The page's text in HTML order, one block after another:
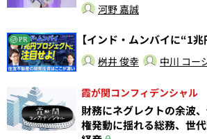
河野 嘉誠
PR 【インド・ムンバイに“1兆
桝井 俊幸 中川 コー
霞が関コンフィデンシャル
財務にネグレクトの余波
権発動に揺れる総務、世